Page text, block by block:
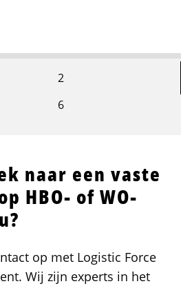
2
6
naar een vaste
HBO- of WO-
op met Logistic Force
Wij zijn experts in het